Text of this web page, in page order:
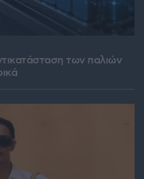
των παλιών